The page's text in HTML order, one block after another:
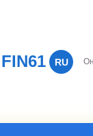
FIN61 RU